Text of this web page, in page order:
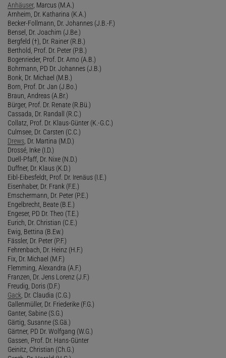
Anhäuser, Marcus (M.A.)
Arnheim, Dr. Katharina (K.A.)
Becker-Follmann, Dr. Johannes (J.B.-F.)
Bensel, Dr. Joachim (J.Be.)
Bergfeld (†), Dr. Rainer (R.B.)
Berthold, Prof. Dr. Peter (P.B.)
Bogenrieder, Prof. Dr. Arno (A.B.)
Bohrmann, PD Dr. Johannes (J.B.)
Bonk, Dr. Michael (M.B.)
Born, Prof. Dr. Jan (J.Bo.)
Braun, Andreas (A.Br.)
Bürger, Prof. Dr. Renate (R.Bü.)
Cassada, Dr. Randall (R.C.)
Collatz, Prof. Dr. Klaus-Günter (K.-G.C.)
Culmsee, Dr. Carsten (C.C.)
Drews , Dr. Martina (M.D.)
Drossé, Inke (I.D.)
Duell-Pfaff, Dr. Nixe (N.D.)
Duffner, Dr. Klaus (K.D.)
Eibl-Eibesfeldt, Prof. Dr. Irenäus (I.E.)
Eisenhaber, Dr. Frank (F.E.)
Emschermann, Dr. Peter (P.E.)
Engelbrecht, Beate (B.E.)
Engeser, PD Dr. Theo (T.E.)
Eurich, Dr. Christian (C.E.)
Ewig, Bettina (B.Ew.)
Fässler, Dr. Peter (P.F.)
Fehrenbach, Dr. Heinz (H.F.)
Fix, Dr. Michael (M.F.)
Flemming, Alexandra (A.F.)
Franzen, Dr. Jens Lorenz (J.F.)
Freudig, Doris (D.F.)
Gack , Dr. Claudia (C.G.)
Gallenmüller, Dr. Friederike (F.G.)
Ganter, Sabine (S.G.)
Gärtig, Susanne (S.Gä.)
Gärtner, PD Dr. Wolfgang (W.G.)
Gassen, Prof. Dr. Hans-Günter
Geinitz, Christian (Ch.G.)